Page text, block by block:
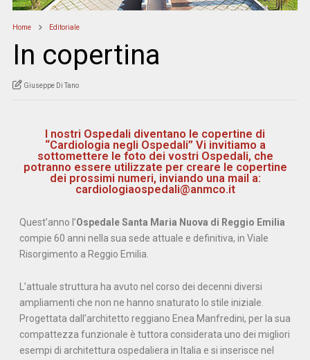
Home Editoriale
In copertina
Giuseppe Di Tano
I nostri Ospedali diventano le copertine di
“Cardiologia negli Ospedali” Vi invitiamo a
sottomettere le foto dei vostri Ospedali, che
potranno essere utilizzate per creare le copertine
dei prossimi numeri, inviando una mail a:
cardiologiaospedali@anmco.it
Quest’anno l’Ospedale Santa Maria Nuova di Reggio Emilia
compie 60 anni nella sua sede attuale e definitiva, in Viale
Risorgimento a Reggio Emilia.
L’attuale struttura ha avuto nel corso dei decenni diversi
ampliamenti che non ne hanno snaturato lo stile iniziale.
Progettata dall’architetto reggiano Enea Manfredini, per la sua
compattezza funzionale è tuttora considerata uno dei migliori
esempi di architettura ospedaliera in Italia e si inserisce nel